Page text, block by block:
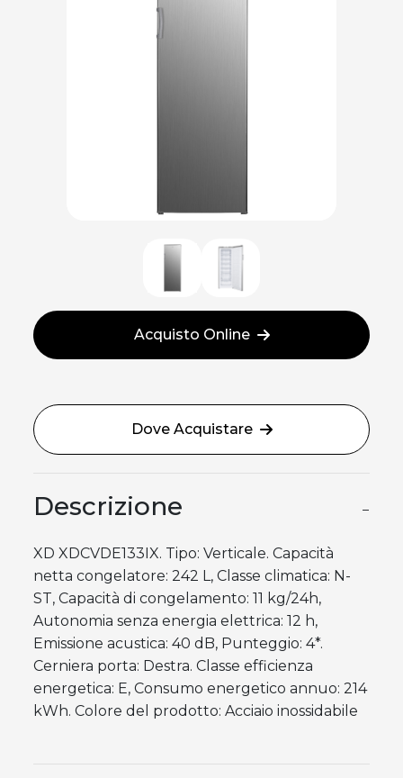
Acquisto Online
Dove Acquistare
Descrizione −
XD XDCVDE133IX. Tipo: Verticale. Capacità
netta congelatore: 242 L, Classe climatica: N-
ST, Capacità di congelamento: 11 kg/24h,
Autonomia senza energia elettrica: 12 h,
Emissione acustica: 40 dB, Punteggio: 4*.
Cerniera porta: Destra. Classe efficienza
energetica: E, Consumo energetico annuo: 214
kWh. Colore del prodotto: Acciaio inossidabile